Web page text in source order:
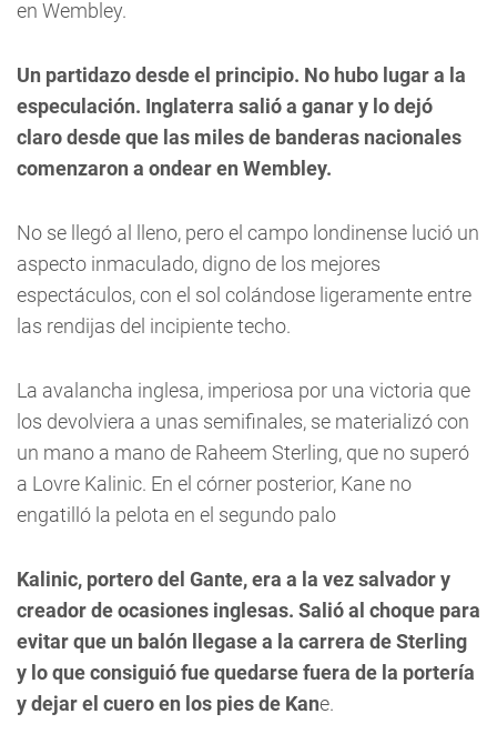
en Wembley.
Un partidazo desde el principio. No hubo lugar a la
especulación. Inglaterra salió a ganar y lo dejó
claro desde que las miles de banderas nacionales
comenzaron a ondear en Wembley.
No se llegó al lleno, pero el campo londinense lució un
aspecto inmaculado, digno de los mejores
espectáculos, con el sol colándose ligeramente entre
las rendijas del incipiente techo.
La avalancha inglesa, imperiosa por una victoria que
los devolviera a unas semifinales, se materializó con
un mano a mano de Raheem Sterling, que no superó
a Lovre Kalinic. En el córner posterior, Kane no
engatilló la pelota en el segundo palo
Kalinic, portero del Gante, era a la vez salvador y
creador de ocasiones inglesas. Salió al choque para
evitar que un balón llegase a la carrera de Sterling
y lo que consiguió fue quedarse fuera de la portería
y dejar el cuero en los pies de Kane.